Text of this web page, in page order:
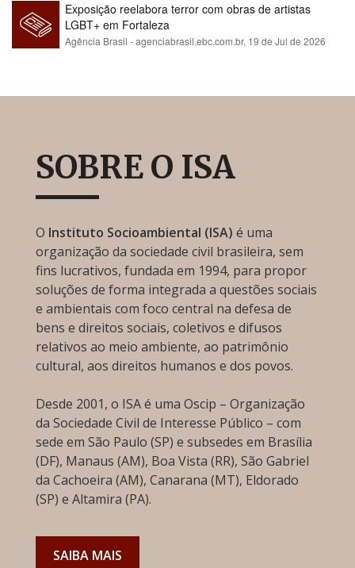
Exposição reelabora terror com obras de artistas
LGBT+ em Fortaleza
Agência Brasil - agenciabrasil.ebc.com.br, 19 de Jul de 2026
SOBRE O ISA
O Instituto Socioambiental (ISA) é uma
organização da sociedade civil brasileira, sem
fins lucrativos, fundada em 1994, para propor
soluções de forma integrada a questões sociais
e ambientais com foco central na defesa de
bens e direitos sociais, coletivos e difusos
relativos ao meio ambiente, ao patrimônio
cultural, aos direitos humanos e dos povos.
Desde 2001, o ISA é uma Oscip – Organização
da Sociedade Civil de Interesse Público – com
sede em São Paulo (SP) e subsedes em Brasília
(DF), Manaus (AM), Boa Vista (RR), São Gabriel
da Cachoeira (AM), Canarana (MT), Eldorado
(SP) e Altamira (PA).
SAIBA MAIS